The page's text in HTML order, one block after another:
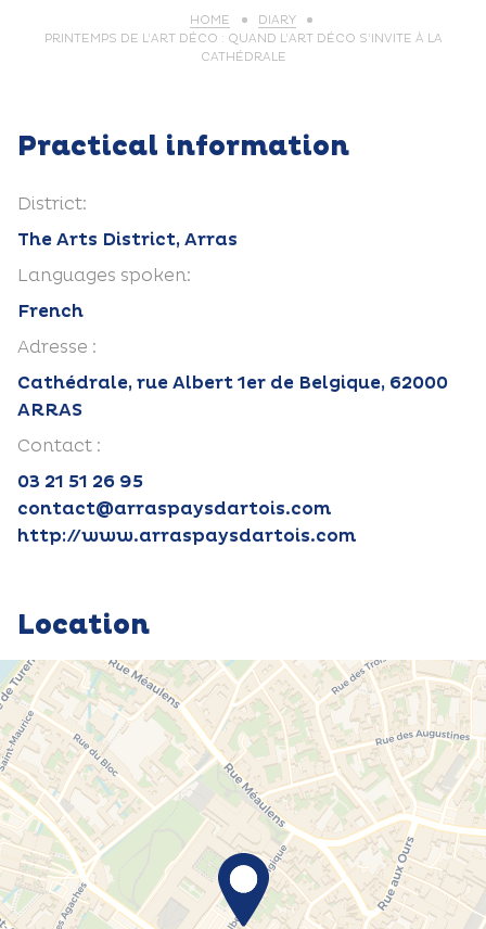
HOME
DIARY
PRINTEMPS DE L’ART DÉCO : QUAND L’ART DÉCO S’INVITE À LA
CATHÉDRALE
Practical information
District:
The Arts District, Arras
Languages spoken:
French
Adresse :
Cathédrale, rue Albert 1er de Belgique, 62000
ARRAS
Contact :
03 21 51 26 95
contact@arraspaysdartois.com
http://www.arraspaysdartois.com
Location